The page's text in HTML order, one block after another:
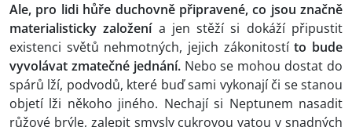
Ale, pro lidi hůře duchovně připravené, co jsou značně
materialisticky založenía jen stěží si dokáží připustit
existenci světů nehmotných, jejich zákonitostíto bude
vyvolávat zmatečné jednání.Nebo se mohou dostat do
spárů lží, podvodů, které buď sami vykonají či se stanou
objetí lži někoho jiného. Nechají si Neptunem nasadit
růžové brýle, zalepit smysly cukrovou vatou v snadných